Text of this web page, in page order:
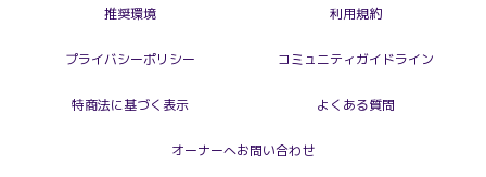
推奨環境 利用規約
プライバシーポリシー コミュニティガイドライン
特商法に基づく表示 よくある質問
オーナーへお問い合わせ